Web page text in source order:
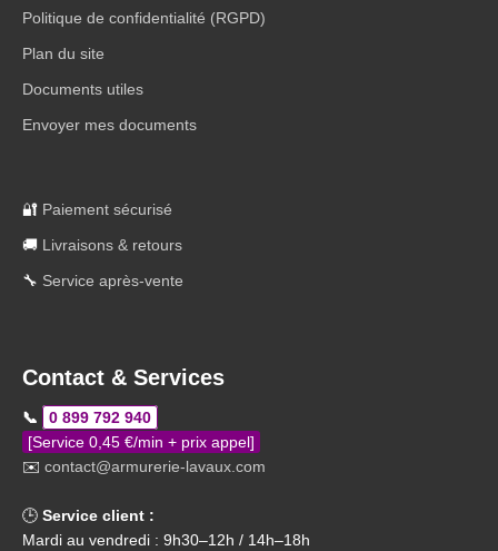
Politique de confidentialité (RGPD)
Plan du site
Documents utiles
Envoyer mes documents
🔐 Paiement sécurisé
🚚 Livraisons & retours
🔧 Service après-vente
Contact & Services
📞
0 899 792 940
[Service 0,45 €/min + prix appel]
✉️ contact@armurerie-lavaux.com
🕒 Service client :
Mardi au vendredi : 9h30–12h / 14h–18h